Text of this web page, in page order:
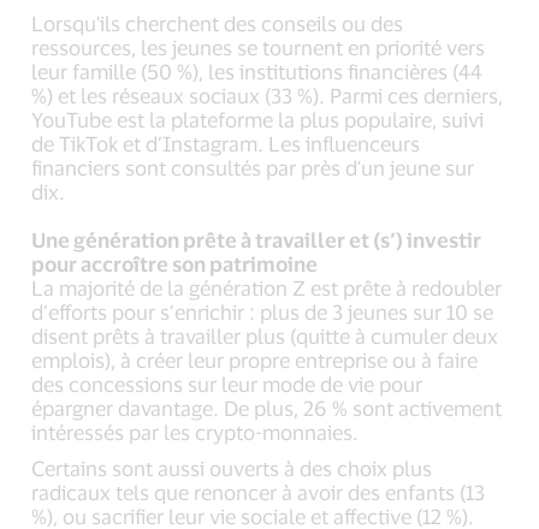
Lorsqu'ils cherchent des conseils ou des
ressources, les jeunes se tournent en priorité vers
leur famille (50 %), les institutions financières (44
%) et les réseaux sociaux (33 %). Parmi ces derniers,
YouTube est la plateforme la plus populaire, suivi
de TikTok et d’Instagram. Les influenceurs
financiers sont consultés par près d'un jeune sur
dix.
Une génération prête à travailler et (s’) investir
pour accroître son patrimoine
La majorité de la génération Z est prête à redoubler
d’efforts pour s’enrichir : plus de 3 jeunes sur 10 se
disent prêts à travailler plus (quitte à cumuler deux
emplois), à créer leur propre entreprise ou à faire
des concessions sur leur mode de vie pour
épargner davantage. De plus, 26 % sont activement
intéressés par les crypto-monnaies.
Certains sont aussi ouverts à des choix plus
radicaux tels que renoncer à avoir des enfants (13
%), ou sacrifier leur vie sociale et affective (12 %).